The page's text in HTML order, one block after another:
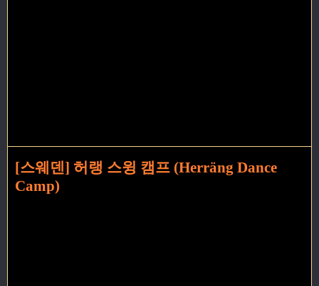
[스웨덴] 허랭 스윙 캠프 (Herräng Dance
Camp)